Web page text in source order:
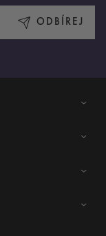
ODBÍREJ